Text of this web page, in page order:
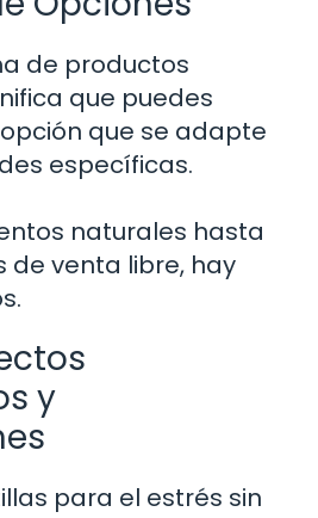
de productos
que puedes
que se adapte
específicas.
naturales hasta
venta libre, hay
y
para el estrés sin